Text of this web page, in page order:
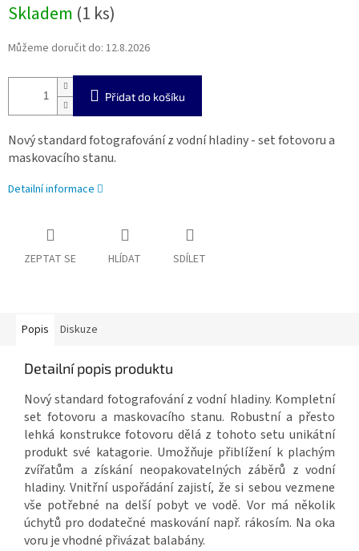
cena:
Skladem (1 ks)
Můžeme doručit do: 12.8.2026
Přidat do košíku
Nový standard fotografování z vodní hladiny - set fotovoru a
maskovacího stanu.
Detailní informace
ZEPTAT SE HLÍDAT SDÍLET
Popis Diskuze
Detailní popis produktu
Nový standard fotografování z vodní hladiny. Kompletní
set fotovoru a maskovacího stanu. Robustní a přesto
lehká konstrukce fotovoru dělá z tohoto setu unikátní
produkt své katagorie. Umožňuje přiblížení k plachým
zvířatům a získání neopakovatelných záběrů z vodní
hladiny. Vnitřní uspořádání zajistí, že si sebou vezmene
vše potřebné na delší pobyt ve vodě. Vor má několik
úchytů pro dodatečné maskování např. rákosím. Na oka
voru je vhodné přivázat balabány.